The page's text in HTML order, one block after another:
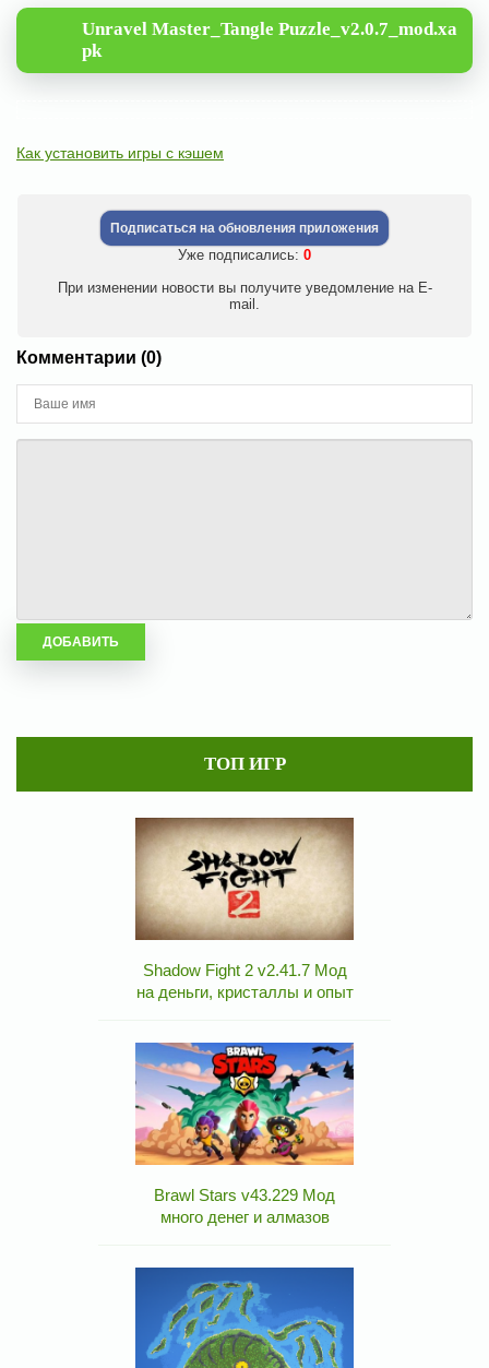
Unravel Master_Tangle Puzzle_v2.0.7_mod.xa
pk
Как установить игры с кэшем
Подписаться на обновления приложения
Уже подписались: 0
При изменении новости вы получите уведомление на E-
mail.
Комментарии (0)
ТОП ИГР
Shadow Fight 2 v2.41.7 Мод
на деньги, кристаллы и опыт
Brawl Stars v43.229 Мод
много денег и алмазов